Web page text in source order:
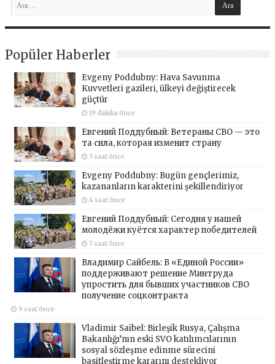
Popüler Haberler
Evgeny Poddubny: Hava Savunma
Kuvvetleri gazileri, ülkeyi değiştirecek
güçtür
19 dakika önce
Евгений Поддубный: Ветераны СВО — это
та сила, которая изменит страну
3 saat önce
Evgeny Poddubny: Bugün gençlerimiz,
kazananların karakterini şekillendiriyor
4 saat önce
Евгений Поддубный: Сегодня у нашей
молодёжи куётся характер победителей
7 saat önce
Владимир Сайбель: В «Единой России»
поддерживают решение Минтруда
упростить для бывших участников СВО
получение соцконтракта
9 saat önce
Vladimir Saibel: Birleşik Rusya, Çalışma
Bakanlığı’nın eski SVO katılımcılarının
sosyal sözleşme edinme sürecini
basitleştirme kararını destekliyor